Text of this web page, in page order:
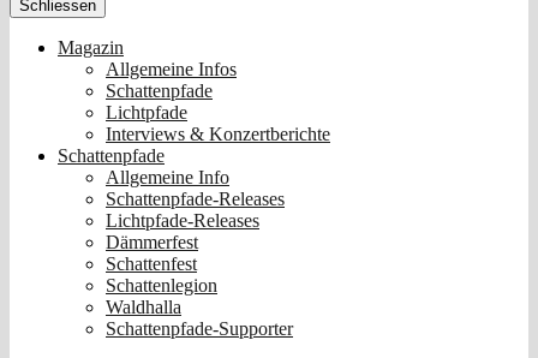
Schliessen
Magazin
Allgemeine Infos
Schattenpfade
Lichtpfade
Interviews & Konzertberichte
Schattenpfade
Allgemeine Info
Schattenpfade-Releases
Lichtpfade-Releases
Dämmerfest
Schattenfest
Schattenlegion
Waldhalla
Schattenpfade-Supporter